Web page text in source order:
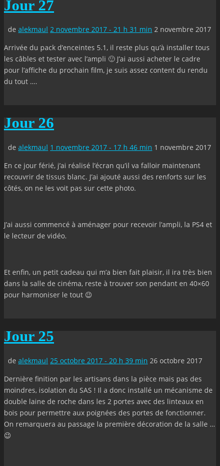
Jour 27
de alekmaul 2 novembre 2017 - 21 h 31 min 2 novembre 2017
Arrivée du pack d’enceintes 5.1, il reste plus qu’à installer tous
les câbles et tester avec l’ampli 🙂 J’ai aussi acheter le cadre
pour l’affiche du prochain film, je suis assez content du rendu
du tout ….
Jour 26
de alekmaul 1 novembre 2017 - 17 h 46 min 1 novembre 2017
En ce jour férié, j’ai réalisé l’écran qu’il va falloir maintenant
recouvrir de tissus blanc. J’ai ajouté aussi des renforts sur les
côtés, on ne les voit pas sur cette photo.
J’ai aussi commencé à aménager pour recevoir l’ampli, la PS4 et
le lecteur de vidéo.
Et enfin, un petit cadeau qui m’a bien fait plaisir, il ira très bien
dans la salle de cinéma, reste à trouver son pendant en 40×60
pour harmoniser le tout 😉
Jour 25
de alekmaul 25 octobre 2017 - 20 h 39 min 26 octobre 2017
Dernière finition par les artisans dans la pièce mais pas des
moindres, isolation du SAS ! Il a donc installé un mécanisme de
double laine de roche dans les 2 portes avec des linteaux en
bois pour permettre aux poignées des portes de fonctionner.
On remarquera au passage la première décoration de la salle …
😉